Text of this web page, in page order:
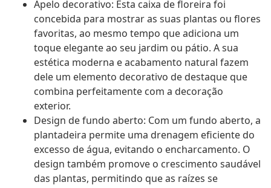
Apelo decorativo: Esta caixa de floreira foi
concebida para mostrar as suas plantas ou flores
favoritas, ao mesmo tempo que adiciona um
toque elegante ao seu jardim ou pátio. A sua
estética moderna e acabamento natural fazem
dele um elemento decorativo de destaque que
combina perfeitamente com a decoração
exterior.
Design de fundo aberto: Com um fundo aberto, a
plantadeira permite uma drenagem eficiente do
excesso de água, evitando o encharcamento. O
design também promove o crescimento saudável
das plantas, permitindo que as raízes se